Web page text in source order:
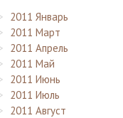
2011 Январь
2011 Март
2011 Апрель
2011 Май
2011 Июнь
2011 Июль
2011 Август